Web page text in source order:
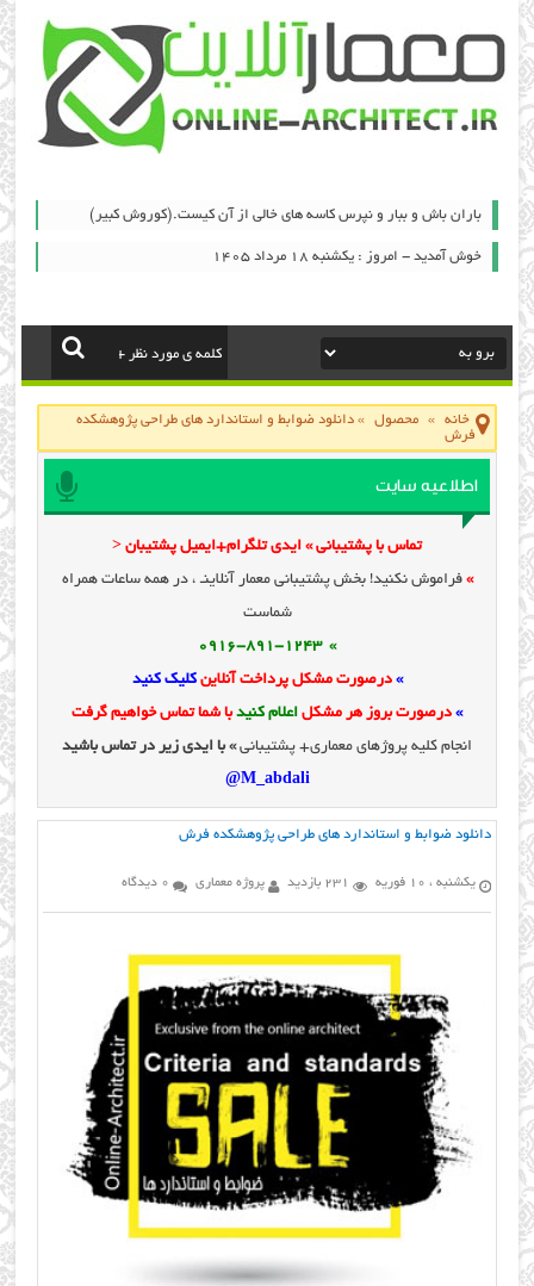
باران باش و ببار و نپرس کاسه های خالی از آن کیست.(کوروش کبیر)
خوش آمدید - امروز : یکشنبه ۱۸ مرداد ۱۴۰۵
خانه » محصول »دانلود ضوابط و استاندارد های طراحی پژوهشکده
فرش
اطلاعیه سایت
تماس با پشتیبانی » ایدی تلگرام+ایمیل پشتیبان <
» فراموش نکنید! بخش پشتیبانی معمار آنلاینـ ، در همه ساعات همراه
شماست
» 0916-891-1243
» درصورت مشکل پرداخت آنلاینکلیک کنید
» درصورت بروز هر مشکل اعلام کنیدبا شما تماس خواهیم گرفت
انجام کلیه پروژهای معماری+ پشتیبانی» با ایدی زیر در تماس باشید
M_abdali@
دانلود ضوابط و استاندارد های طراحی پژوهشکده فرش
یکشنبه ، 10 فوریه 231 بازدید پروژه معماری 0 دیدگاه